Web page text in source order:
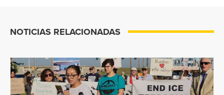
NOTICIAS RELACIONADAS